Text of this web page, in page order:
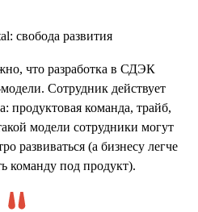
что разработка в СДЭК
Сотрудник действует
продуктовая команда, трайб,
модели сотрудники могут
развиваться (а бизнесу легче
команду под продукт).